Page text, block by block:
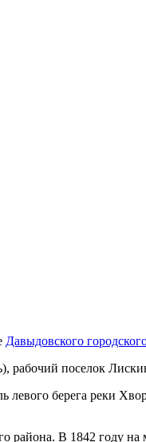
Давыдовского
рабочий поселок
левого берега реки
В 1842 году на